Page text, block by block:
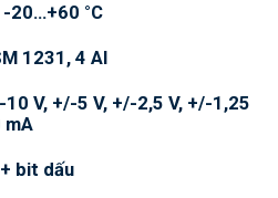
20…+60 °C
1231, 4 AI
10 V, +/-5 V, +/-2,5 V, +/-1,25
mA
bit dấu